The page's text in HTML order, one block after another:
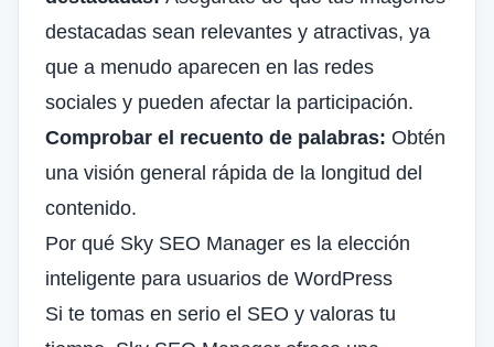
destacadas sean relevantes y atractivas, ya
que a menudo aparecen en las redes
sociales y pueden afectar la participación.
Comprobar el recuento de palabras: Obtén
una visión general rápida de la longitud del
contenido.
Por qué Sky SEO Manager es la elección
inteligente para usuarios de WordPress
Si te tomas en serio el SEO y valoras tu